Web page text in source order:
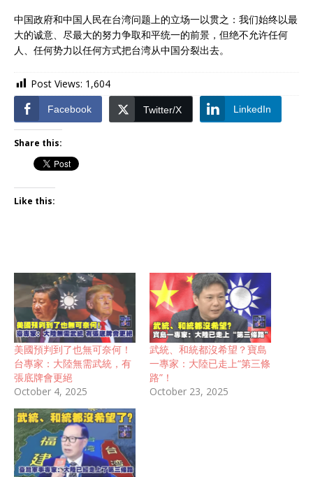
中国政府和中国人民在台湾问题上的立场一以贯之：我们始终以最
大的诚意、尽最大的努力争取和平统一的前景，但绝不允许任何
人、任何势力以任何方式把台湾从中国分裂出去。
Post Views: 1,604
Facebook Twitter/X LinkedIn
Share this:
Like this:
美國預判到了也無可奈何！
台專家：大陸無需武統，有
張底牌會更絕
October 4, 2025
武統、和統都沒希望？寶島
一專家：大陸已走上“第三條
路”！
October 23, 2025